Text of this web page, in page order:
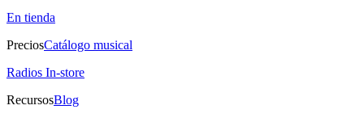
En tienda
PreciosCatálogo musical
Radios In-store
RecursosBlog